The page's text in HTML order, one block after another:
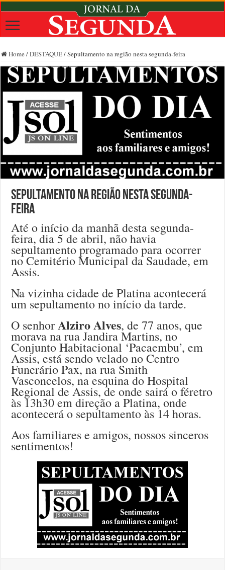
Home /DESTAQUE/Sepultamento na região nesta segunda-feira
Sepultamento na região nesta segunda-
feira
Até o início da manhã desta segunda-
feira, dia 5 de abril, não havia
sepultamento programado para ocorrer
no Cemitério Municipal da Saudade, em
Assis.
Na vizinha cidade de Platina acontecerá
um sepultamento no início da tarde.
O senhorAlziro Alves, de 77 anos, que
morava na rua Jandira Martins, no
Conjunto Habitacional ‘Pacaembu’, em
Assis, está sendo velado no Centro
Funerário Pax, na rua Smith
Vasconcelos, na esquina do Hospital
Regional de Assis, de onde sairá o féretro
às 13h30 em direção a Platina, onde
acontecerá o sepultamento às 14 horas.
Aos familiares e amigos, nossos sinceros
sentimentos!